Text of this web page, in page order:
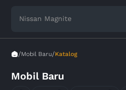
Nissan Magnite
/Mobil Baru/Katalog
Mobil Baru